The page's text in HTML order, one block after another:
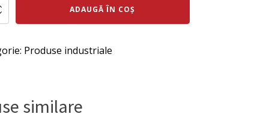
lei.
ADAUGĂ ÎN COȘ
Produse industriale
similare